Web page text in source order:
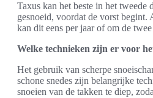
Taxus kan het beste in het tweede
gesnoeid, voordat de vorst
kan dit eens per jaar of om de
Welke technieken zijn er voor
Het gebruik van scherpe
schone snedes zijn belangrijke
snoeien van de takken te diep,